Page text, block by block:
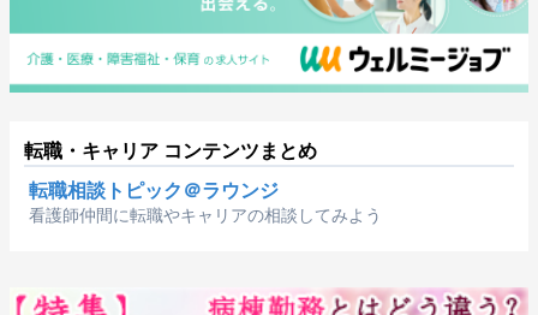
転職・キャリア コンテンツまとめ
転職相談トピック＠ラウンジ
看護師仲間に転職やキャリアの相談してみよう